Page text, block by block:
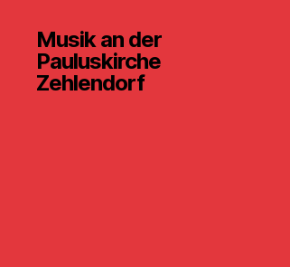
Musik an der
Pauluskirche
Zehlendorf